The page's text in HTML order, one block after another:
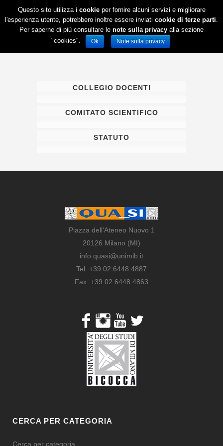
COLLEGIO DOCENTI
COMITATO SCIENTIFICO
STATUTO
Piazza dell'Ateneo Nuovo 1
20126 Milano (MI)
info.quasi@unimib.it
Tel. +39 02 6448 4887
Fax. +39 02 6448 4863
CERCA PER CATEGORIA
Cerca per categoria
Questo sito utilizza i cookieper fornire alcuni servizi e migliorare
l'esperienza utente, potrebbero inoltre essere inviati cookie di terze parti.
Per saperne di più consultare le note sulla privacy alla sezione
"cookies".
Ok Note sulla privacy